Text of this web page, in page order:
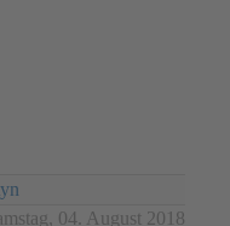
04. August 2018